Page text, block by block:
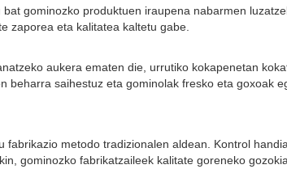
gominozko produktuen iraupena nabarmen
zaporea eta kalitatea kaltetu gabe.
aukera ematen die, urrutiko kokapenetan
saihestuz eta gominolak fresko eta goxoak
metodo tradizionalen aldean. Kontrol
gominozko fabrikatzaileek kalitate goreneko